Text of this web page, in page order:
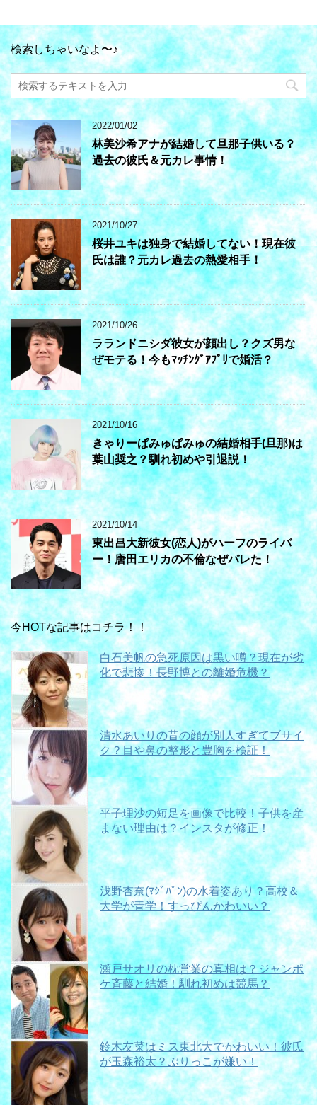
検索しちゃいなよ〜♪
2022/01/02
林美沙希アナが結婚して旦那子供いる？
過去の彼氏＆元カレ事情！
2021/10/27
桜井ユキは独身で結婚してない！現在彼
氏は誰？元カレ過去の熱愛相手！
2021/10/26
ラランドニシダ彼女が顔出し？クズ男な
ぜモテる！今もﾏｯﾁﾝｸﾞｱﾌﾟﾘで婚活？
2021/10/16
きゃりーぱみゅぱみゅの結婚相手(旦那)は
葉山奨之？馴れ初めや引退説！
2021/10/14
東出昌大新彼女(恋人)がハーフのライバ
ー！唐田エリカの不倫なぜバレた！
今HOTな記事はコチラ！！
白石美帆の急死原因は黒い噂？現在が劣
化で悲惨！長野博との離婚危機？
清水あいりの昔の顔が別人すぎてブサイ
ク？目や鼻の整形と豊胸を検証！
平子理沙の短足を画像で比較！子供を産
まない理由は？インスタが修正！
浅野杏奈(ﾏｼﾞﾊﾟﾝ)の水着姿あり？高校＆
大学が青学！すっぴんかわいい？
瀬戸サオリの枕営業の真相は？ジャンポ
ケ斉藤と結婚！馴れ初めは競馬？
鈴木友菜はミス東北大でかわいい！彼氏
が玉森裕太？ぶりっこが嫌い！